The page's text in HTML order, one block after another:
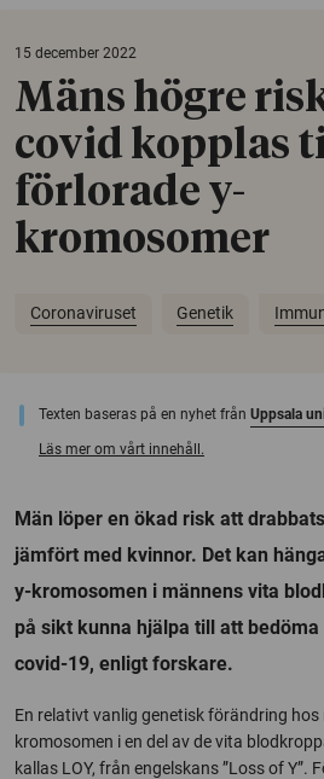
15 december 2022
Mäns högre
covid kopplas
förlorade y-
kromosomer
Coronaviruset Genetik
Texten baseras på en nyhet från Uppsala
Läs mer om vårt innehåll.
Män löper en ökad risk att
jämfört med kvinnor. Det kan
y-kromosomen i männens vita
på sikt kunna hjälpa till att
covid-19, enligt forskare.
En relativt vanlig genetisk förändring
kromosomen i en del av de vita
kallas LOY, från engelskans ”Loss of Y”.